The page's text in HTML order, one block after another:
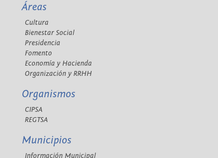
Áreas
Cultura
Bienestar Social
Presidencia
Fomento
Economía y Hacienda
Organización y RRHH
Organismos
CIPSA
REGTSA
Municipios
Información Municipal